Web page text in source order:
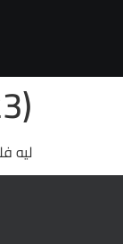
(2023-09-23 18:47:36 )
ليه